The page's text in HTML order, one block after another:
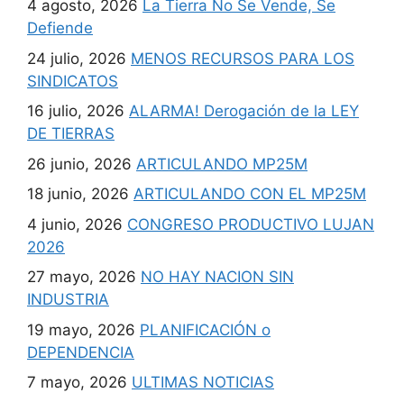
4 agosto, 2026 La Tierra No Se Vende, Se
Defiende
24 julio, 2026 MENOS RECURSOS PARA LOS
SINDICATOS
16 julio, 2026 ALARMA! Derogación de la LEY
DE TIERRAS
26 junio, 2026 ARTICULANDO MP25M
18 junio, 2026 ARTICULANDO CON EL MP25M
4 junio, 2026 CONGRESO PRODUCTIVO LUJAN
2026
27 mayo, 2026 NO HAY NACION SIN
INDUSTRIA
19 mayo, 2026 PLANIFICACIÓN o
DEPENDENCIA
7 mayo, 2026 ULTIMAS NOTICIAS